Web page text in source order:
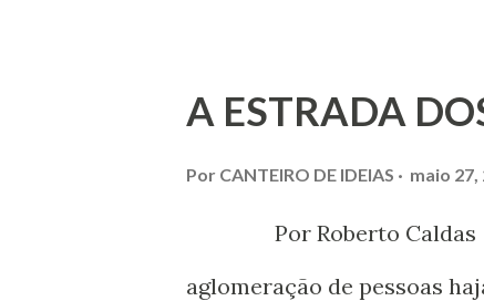
A ESTRADA
Por CANTEIRO DE IDEIAS maio 27,
Por Roberto Caldas
aglomeração de pessoas